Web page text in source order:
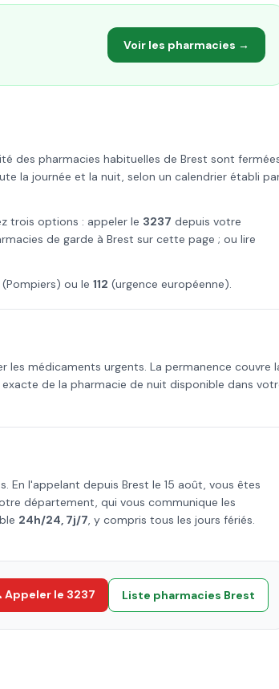
Voir les pharmacies →
des pharmacies habituelles de Brest sont
la journée et la nuit, selon un calendrier établi
trois options : appeler le 3237 depuis votre
de garde à Brest sur cette page ; ou lire
(Pompiers) ou le 112 (urgence européenne).
les médicaments urgents. La permanence couvre
de la pharmacie de nuit disponible dans
En l'appelant depuis Brest le 15 août, vous êtes
département, qui vous communique les
24h/24, 7j/7, y compris tous les jours fériés.
Appeler le 3237 Liste pharmacies Brest